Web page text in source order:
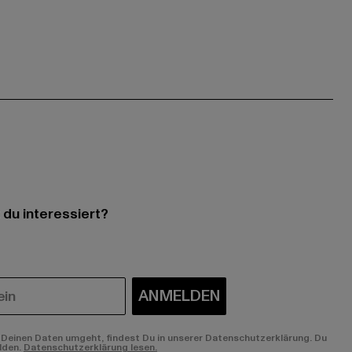
interessiert?
ANMELDEN
Daten umgeht, findest Du in unserer Datenschutzerklärung. Du
Datenschutzerklärung lesen.